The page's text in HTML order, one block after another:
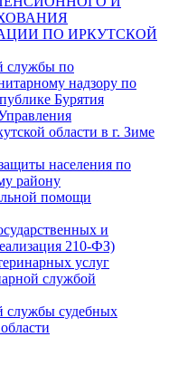
ПО ИРКУТСКОЙ
службы по
надзору по
Бурятия
области в г. Зиме
населения по
району
помощи
и
210-ФЗ)
услуг
службой
службы судебных